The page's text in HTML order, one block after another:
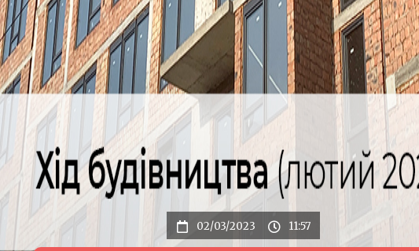
02/03/2023 11:57